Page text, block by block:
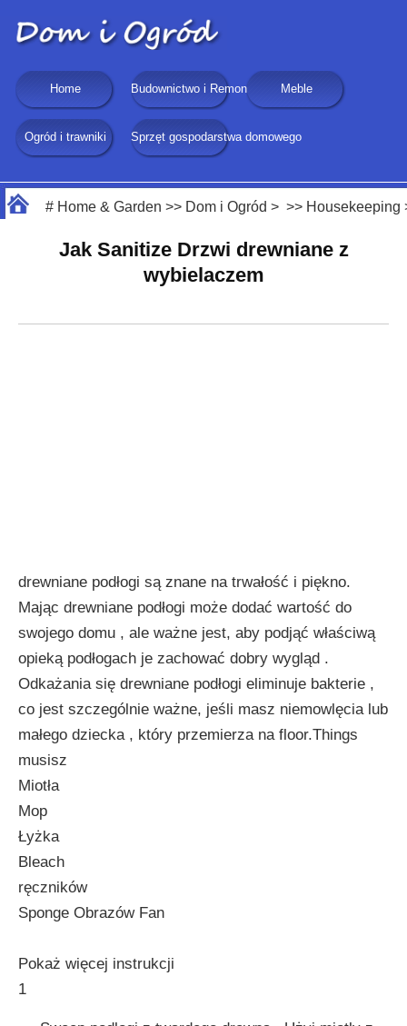
Home Budownictwo i Remonty Meble
Ogród i trawniki Sprzęt gospodarstwa domowego
# Home & Garden >> Dom i Ogród > >> Housekeeping
Jak Sanitize Drzwi drewniane z
wybielaczem
drewniane podłogi są ​​znane na trwałość i piękno.
Mając drewniane podłogi może dodać wartość do
swojego domu , ale ważne jest, aby podjąć właściwą
opieką podłogach je zachować dobry wygląd .
Odkażania się drewniane podłogi eliminuje bakterie ,
co jest szczególnie ważne, jeśli masz niemowlęcia lub
małego dziecka , który przemierza na floor.Things
musisz
Miotła
Mop
Łyżka
Bleach
ręczników
Sponge Obrazów Fan
Pokaż więcej instrukcji
1